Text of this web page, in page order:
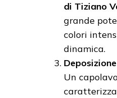
di Tiziano
grande
colori
dinamica.
Un